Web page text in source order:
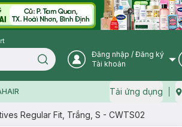
Search icon User Icon
Đăng nhập / Đăng ký
Tài khoản
Tải ứng dụng
Regular Fit, Trắng, S - CWTS02